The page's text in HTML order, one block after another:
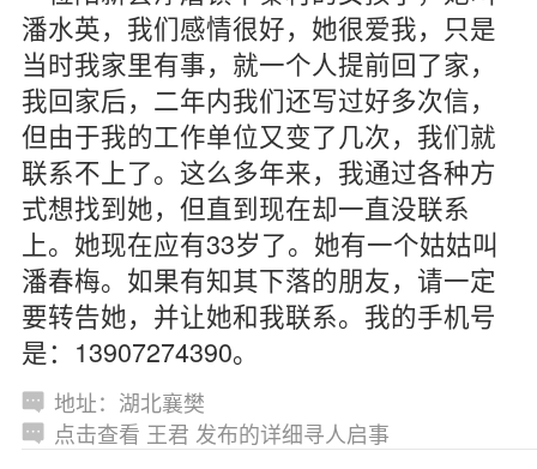
潘水英，我们感情很好，她很爱我，只是
当时我家里有事，就一个人提前回了家，
我回家后，二年内我们还写过好多次信，
但由于我的工作单位又变了几次，我们就
联系不上了。这么多年来，我通过各种方
式想找到她，但直到现在却一直没联系
上。她现在应有33岁了。她有一个姑姑叫
潘春梅。如果有知其下落的朋友，请一定
要转告她，并让她和我联系。我的手机号
是：13907274390。
地址：湖北襄樊
点击查看 王君 发布的详细寻人启事